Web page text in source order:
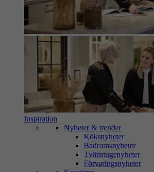
Inspiration
Nyheter & trender
Köksnyheter
Badrumsnyheter
Tvättstugenyheter
Förvaringsnyheter